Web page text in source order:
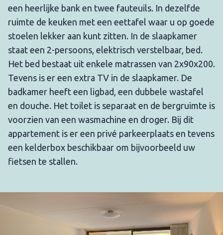
een heerlijke bank en twee fauteuils. In dezelfde
ruimte de keuken met een eettafel waar u op goede
stoelen lekker aan kunt zitten. In de slaapkamer
staat een 2-persoons, elektrisch verstelbaar, bed.
Het bed bestaat uit enkele matrassen van 2x90x200.
Tevens is er een extra TV in de slaapkamer. De
badkamer heeft een ligbad, een dubbele wastafel
en douche. Het toilet is separaat en de bergruimte is
voorzien van een wasmachine en droger. Bij dit
appartement is er een privé parkeerplaats en tevens
een kelderbox beschikbaar om bijvoorbeeld uw
fietsen te stallen.